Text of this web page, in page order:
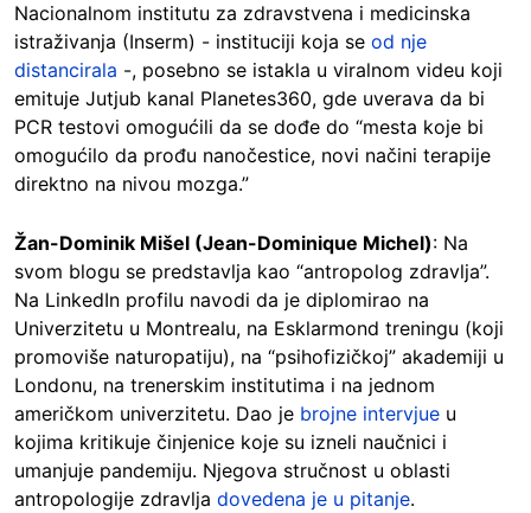
Nacionalnom institutu za zdravstvena i medicinska
istraživanja (Inserm) - instituciji koja se od nje
distancirala -, posebno se istakla u viralnom videu koji
emituje Jutjub kanal Planetes360, gde uverava da bi
PCR testovi omogućili da se dođe do “mesta koje bi
omogućilo da prođu nanočestice, novi načini terapije
direktno na nivou mozga.”
Žan-Dominik Mišel (Jean-Dominique Michel): Na
svom blogu se predstavlja kao “antropolog zdravlja”.
Na LinkedIn profilu navodi da je diplomirao na
Univerzitetu u Montrealu, na Esklarmond treningu (koji
promoviše naturopatiju), na “psihofizičkoj” akademiji u
Londonu, na trenerskim institutima i na jednom
američkom univerzitetu. Dao je brojne intervjue u
kojima kritikuje činjenice koje su izneli naučnici i
umanjuje pandemiju. Njegova stručnost u oblasti
antropologije zdravlja dovedena je u pitanje.